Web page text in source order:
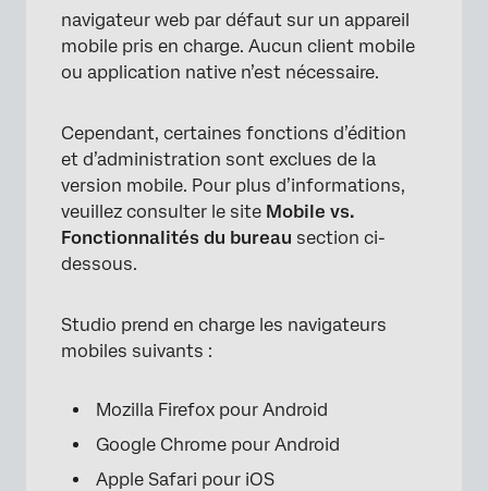
navigateur web par défaut sur un appareil
mobile pris en charge. Aucun client mobile
ou application native n’est nécessaire.
Cependant, certaines fonctions d’édition
et d’administration sont exclues de la
version mobile. Pour plus d’informations,
veuillez consulter le site Mobile vs.
Fonctionnalités du bureau section ci-
dessous.
Studio prend en charge les navigateurs
mobiles suivants :
Mozilla Firefox pour Android
Google Chrome pour Android
Apple Safari pour iOS